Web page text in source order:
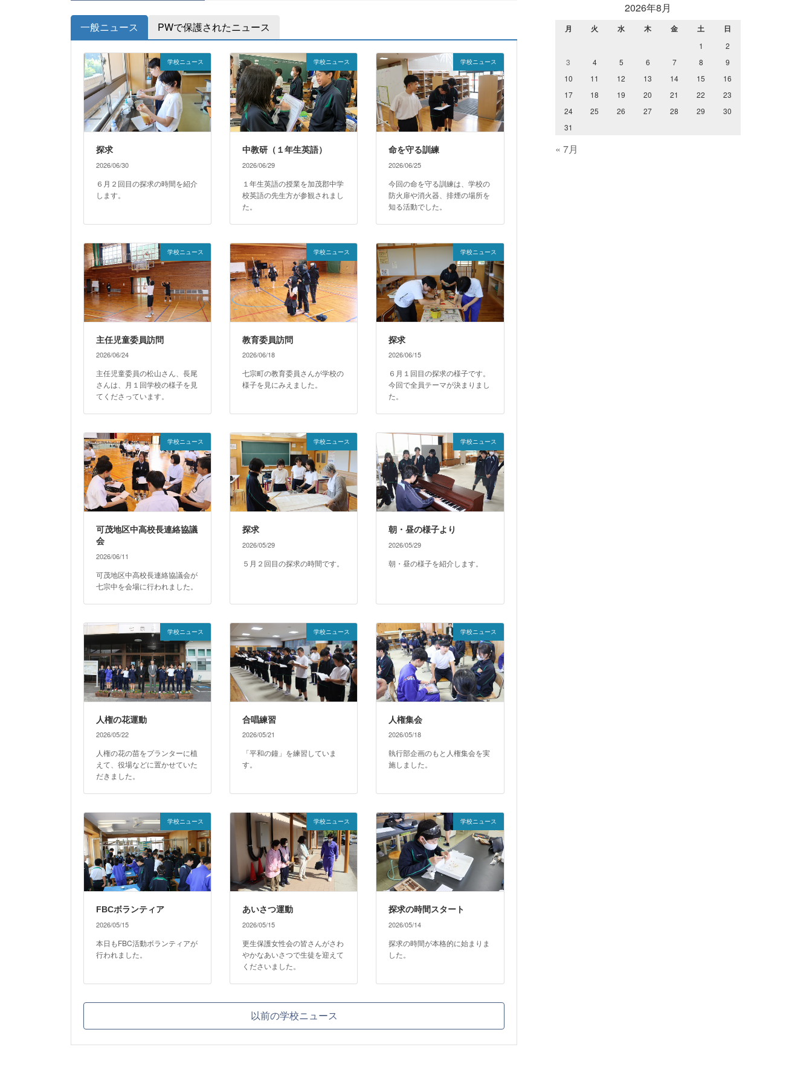
一般ニュース PWで保護されたニュース
学校ニュース
探求
2026/06/30
６月２回目の探求の時間を紹介
します。
学校ニュース
中教研（１年生英語）
2026/06/29
１年生英語の授業を加茂郡中学
校英語の先生方が参観されまし
た。
学校ニュース
命を守る訓練
2026/06/25
今回の命を守る訓練は、学校の
防火扉や消火器、排煙の場所を
知る活動でした。
学校ニュース
主任児童委員訪問
2026/06/24
主任児童委員の松山さん、長尾
さんは、月１回学校の様子を見
てくださっています。
学校ニュース
教育委員訪問
2026/06/18
七宗町の教育委員さんが学校の
様子を見にみえました。
学校ニュース
探求
2026/06/15
６月１回目の探求の様子です。
今回で全員テーマが決まりまし
た。
学校ニュース
可茂地区中高校長連絡協議
会
2026/06/11
可茂地区中高校長連絡協議会が
七宗中を会場に行われました。
学校ニュース
探求
2026/05/29
５月２回目の探求の時間です。
学校ニュース
朝・昼の様子より
2026/05/29
朝・昼の様子を紹介します。
学校ニュース
人権の花運動
2026/05/22
人権の花の苗をプランターに植
えて、役場などに置かせていた
だきました。
学校ニュース
合唱練習
2026/05/21
「平和の鐘」を練習していま
す。
学校ニュース
人権集会
2026/05/18
執行部企画のもと人権集会を実
施しました。
学校ニュース
FBCボランティア
2026/05/15
本日もFBC活動ボランティアが
行われました。
学校ニュース
あいさつ運動
2026/05/15
更生保護女性会の皆さんがさわ
やかなあいさつで生徒を迎えて
くださいました。
学校ニュース
探求の時間スタート
2026/05/14
探求の時間が本格的に始まりま
した。
以前の学校ニュース
2026年8月
月 火 水 木 金 土 日
1
2
3
4 5 6 7 8
9
10
11 12 13 14 15
16
17
18 19 20 21 22
23
24
25 26 27 28 29
30
31
« 7月